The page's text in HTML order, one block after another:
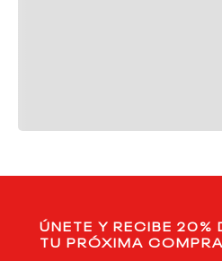
ÚNETE Y RECIBE 20%
TU PRÓXIMA COMPRA